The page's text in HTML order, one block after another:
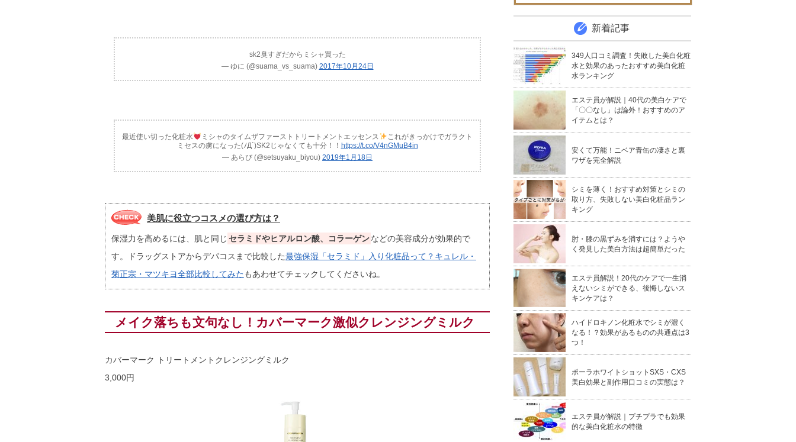
sk2臭すぎだからミシャ買った
— ゆに (@suama_vs_suama) 2017年10月24日
最近使い切った化粧水 ミシャのタイムザファーストトリートメントエッセンス
これがきっかけでガラクト
ミセスの虜になった(ﾉД`)SK2じゃなくても十分！！ https://t.co/V4nGMuB4in
— あらび (@setsuyaku_biyou) 2019年1月18日
美肌に役立つコスメの選び方は？
保湿力を高めるには、肌と同じ セラミドやヒアルロン酸、コラーゲンなどの美容成分が効果的で
す。ドラッグストアからデパコスまで比較した最強保湿「セラミド」入り化粧品って？キュレル・
菊正宗・マツキヨ全部比較してみたもあわせてチェックしてくださいね。
メイク落ちも文句なし！カバーマーク激似クレンジングミルク
カバーマーク トリートメントクレンジングミルク
3,000円
新着記事
349人口コミ調査！失敗した美白化粧
水と効果のあったおすすめ美白化粧
水ランキング
エステ員が解説｜40代の美白ケアで
「〇〇なし」は論外！おすすめのア
イテムとは？
安くて万能！ニベア青缶の凄さと裏
ワザを完全解説
シミを薄く！おすすめ対策とシミの
取り方、失敗しない美白化粧品ラン
キング
肘・膝の黒ずみを消すには？ようや
く発見した美白方法は超簡単だった
エステ員解説！20代のケアで一生消
えないシミができる、後悔しないス
キンケアは？
ハイドロキノン化粧水でシミが濃く
なる！？効果があるものの共通点は3
つ！
ポーラホワイトショットSXS・CXS
美白効果と副作用口コミの実態は？
エステ員が解説｜プチプラでも効果
的な美白化粧水の特徴